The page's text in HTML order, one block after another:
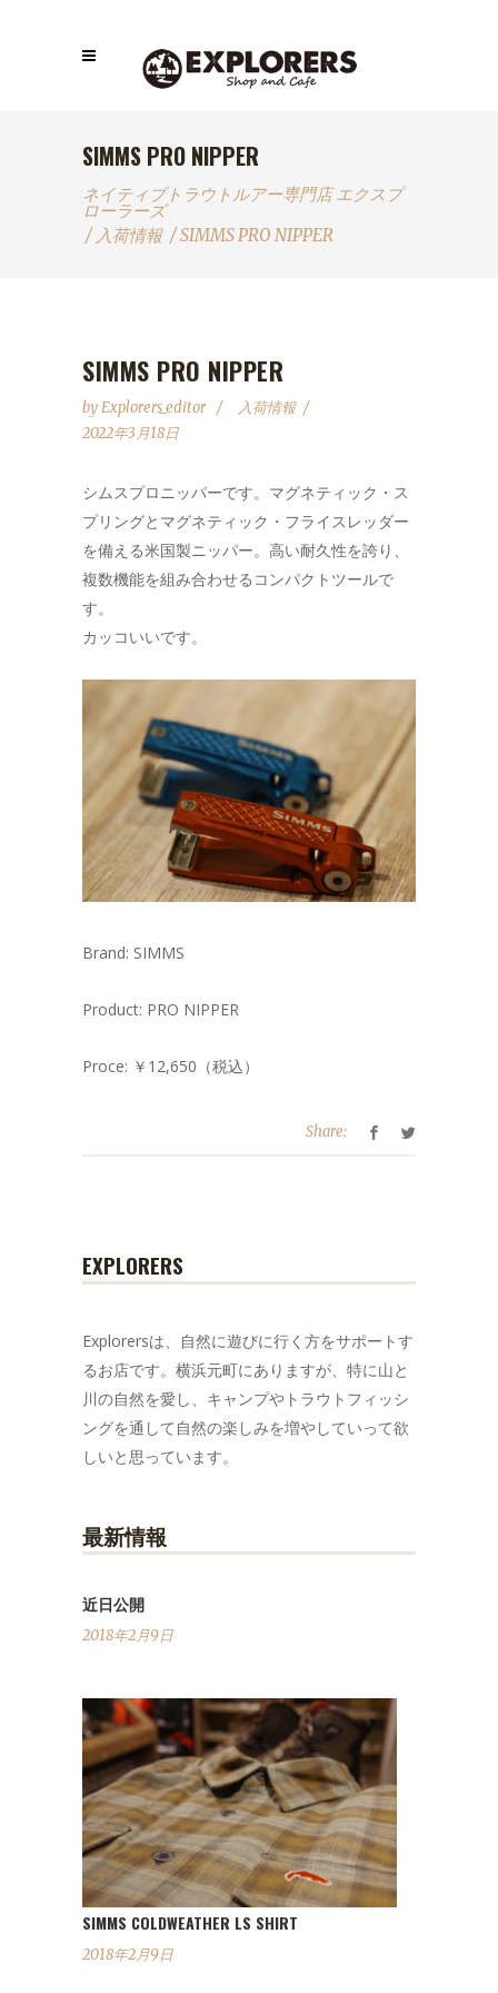
SIMMS PRO NIPPER
ネイティブトラウトルアー専門店 エクスプ
ローラーズ
/ 入荷情報 /SIMMS PRO NIPPER
SIMMS PRO NIPPER
byExplorers_editor
入荷情報
2022年3月18日
シムスプロニッパーです。マグネティック・ス
プリングとマグネティック・フライスレッダー
を備える米国製ニッパー。高い耐久性を誇り、
複数機能を組み合わせるコンパクトツールで
す。
カッコいいです。
Brand: SIMMS
Product: PRO NIPPER
Proce: ￥12,650（税込）
Share:
EXPLORERS
Explorersは、自然に遊びに行く方をサポートす
るお店です。横浜元町にありますが、特に山と
川の自然を愛し、キャンプやトラウトフィッシ
ングを通して自然の楽しみを増やしていって欲
しいと思っています。
最新情報
近日公開
2018年2月9日
SIMMS COLDWEATHER LS SHIRT
2018年2月9日